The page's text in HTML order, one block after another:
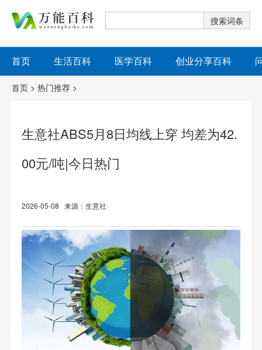
首页 生活百科 医学百科 创业分享百科
首页 > 热门推荐 >
生意社ABS5月8日均线上穿 均差为42.
00元/吨|今日热门
2026-05-08 来源：生意社